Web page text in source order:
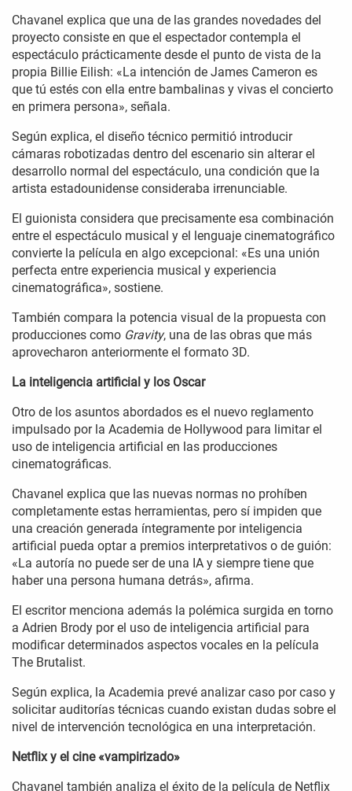
Chavanel explica que una de las grandes novedades del
proyecto consiste en que el espectador contempla el
espectáculo prácticamente desde el punto de vista de la
propia Billie Eilish: «La intención de James Cameron es
que tú estés con ella entre bambalinas y vivas el concierto
en primera persona», señala.
Según explica, el diseño técnico permitió introducir
cámaras robotizadas dentro del escenario sin alterar el
desarrollo normal del espectáculo, una condición que la
artista estadounidense consideraba irrenunciable.
El guionista considera que precisamente esa combinación
entre el espectáculo musical y el lenguaje cinematográfico
convierte la película en algo excepcional: «Es una unión
perfecta entre experiencia musical y experiencia
cinematográfica», sostiene.
También compara la potencia visual de la propuesta con
producciones como Gravity, una de las obras que más
aprovecharon anteriormente el formato 3D.
La inteligencia artificial y los Oscar
Otro de los asuntos abordados es el nuevo reglamento
impulsado por la Academia de Hollywood para limitar el
uso de inteligencia artificial en las producciones
cinematográficas.
Chavanel explica que las nuevas normas no prohíben
completamente estas herramientas, pero sí impiden que
una creación generada íntegramente por inteligencia
artificial pueda optar a premios interpretativos o de guión:
«La autoría no puede ser de una IA y siempre tiene que
haber una persona humana detrás», afirma.
El escritor menciona además la polémica surgida en torno
a Adrien Brody por el uso de inteligencia artificial para
modificar determinados aspectos vocales en la película
The Brutalist.
Según explica, la Academia prevé analizar caso por caso y
solicitar auditorías técnicas cuando existan dudas sobre el
nivel de intervención tecnológica en una interpretación.
Netflix y el cine «vampirizado»
Chavanel también analiza el éxito de la película de Netflix